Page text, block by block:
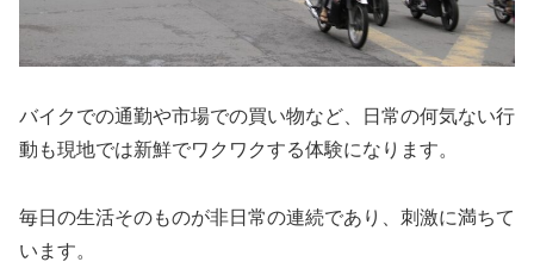
バイクでの通勤や市場での買い物など、日常の何気ない行
動も現地では新鮮でワクワクする体験になります。
毎日の生活そのものが非日常の連続であり、刺激に満ちて
います。